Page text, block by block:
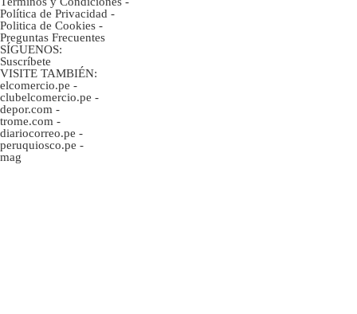
Política de Privacidad -
Politica de Cookies -
Preguntas Frecuentes
SÍGUENOS:
Suscríbete
VISITE TAMBIÉN:
elcomercio.pe -
clubelcomercio.pe -
depor.com -
trome.com -
diariocorreo.pe -
peruquiosco.pe -
mag